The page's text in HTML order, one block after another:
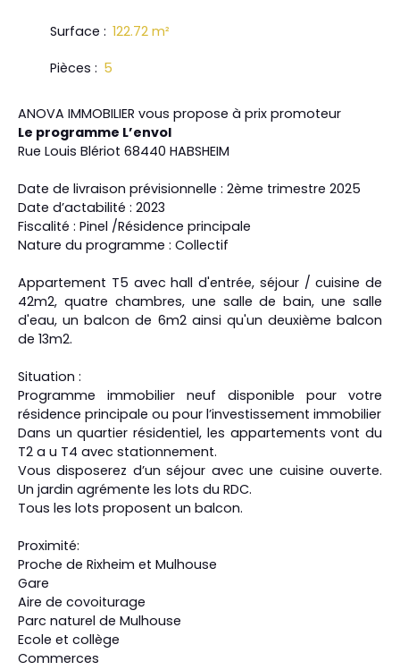
Surface : 122.72 m²
Pièces : 5
ANOVA IMMOBILIER vous propose à prix promoteur
Le programme L’envol
Rue Louis Blériot 68440 HABSHEIM
Date de livraison prévisionnelle : 2ème trimestre 2025
Date d’actabilité : 2023
Fiscalité : Pinel /Résidence principale
Nature du programme : Collectif
Appartement T5 avec hall d'entrée, séjour / cuisine de
42m2, quatre chambres, une salle de bain, une salle
d'eau, un balcon de 6m2 ainsi qu'un deuxième balcon
de 13m2.
Situation :
Programme immobilier neuf disponible pour votre
résidence principale ou pour l’investissement immobilier
Dans un quartier résidentiel, les appartements vont du
T2 a u T4 avec stationnement.
Vous disposerez d’un séjour avec une cuisine ouverte.
Un jardin agrémente les lots du RDC.
Tous les lots proposent un balcon.
Proximité:
Proche de Rixheim et Mulhouse
Gare
Aire de covoiturage
Parc naturel de Mulhouse
Ecole et collège
Commerces